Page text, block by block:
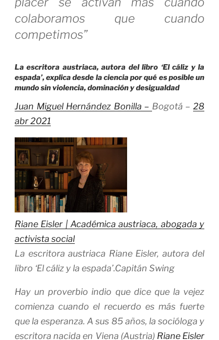
colaboramos que cuando
competimos”
La escritora austriaca, autora del libro ‘El cáliz y la
espada’, explica desde la ciencia por qué es posible un
mundo sin violencia, dominación y desigualdad
Juan Miguel Hernández Bonilla – Bogotá –28
abr 2021
Riane Eisler | Académica austriaca, abogada y
activista social
La escritora austriaca Riane Eisler, autora del
libro ‘El cáliz y la espada’.Capitán Swing
Hay un proverbio indio que dice que la vejez
comienza cuando el recuerdo es más fuerte
que la esperanza. A sus 85 años, la socióloga y
escritora nacida en Viena (Austria) Riane Eisler